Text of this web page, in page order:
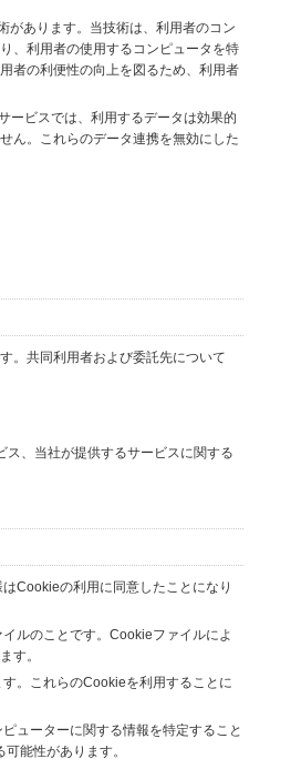
があります。当技術は、利用者のコン
、利用者の使用するコンピュータを特
者の利便性の向上を図るため、利用者
ービスでは、利用するデータは効果的
ん。これらのデータ連携を無効にした
。共同利用者および委託先について
、当社が提供するサービスに関する
Cookieの利用に同意したことになり
ルのことです。Cookieファイルによ
す。
。これらのCookieを利用することに
ューターに関する情報を特定すること
能性があります。